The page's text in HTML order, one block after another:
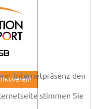
Internetpräsenz den
stimmen Sie